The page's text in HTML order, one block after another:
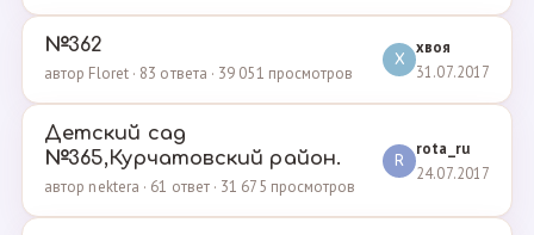
№362
автор Floret · 83 ответа · 39 051 просмотров
Х
хвоя
31.07.2017
Детский сад
№365,Курчатовский район.
автор nektera · 61 ответ · 31 675 просмотров
R
rota_ru
24.07.2017